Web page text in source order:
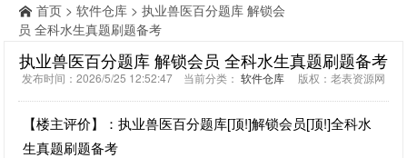
首页 > 软件仓库 > 执业兽医百分题库 解锁会
员 全科水生真题刷题备考
执业兽医百分题库 解锁会员 全科水生真题刷题备考
发布时间：2026/5/25 12:52:47 当前分类： 软件仓库 版权：老表资源网
【楼主评价】：执业兽医百分题库[顶!]解锁会员[顶!]全科水
生真题刷题备考